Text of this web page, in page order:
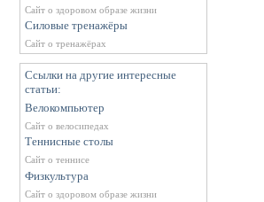
Сайт о здоровом образе жизни
Силовые тренажёры
Сайт о тренажёрах
Ссылки на другие интересные
статьи:
Велокомпьютер
Сайт о велосипедах
Теннисные столы
Сайт о теннисе
Физкультура
Сайт о здоровом образе жизни